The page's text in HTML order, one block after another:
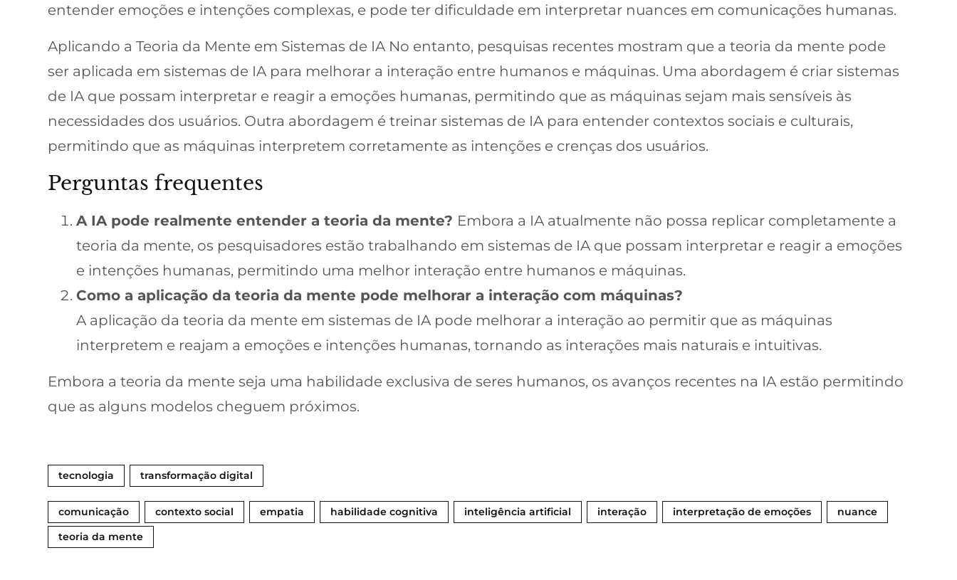
entender emoções e intenções complexas, e pode ter dificuldade em interpretar nuances em comunicações humanas.
Aplicando a Teoria da Mente em Sistemas de IA No entanto, pesquisas recentes mostram que a teoria da mente pode
ser aplicada em sistemas de IA para melhorar a interação entre humanos e máquinas. Uma abordagem é criar sistemas
de IA que possam interpretar e reagir a emoções humanas, permitindo que as máquinas sejam mais sensíveis às
necessidades dos usuários. Outra abordagem é treinar sistemas de IA para entender contextos sociais e culturais,
permitindo que as máquinas interpretem corretamente as intenções e crenças dos usuários.
Perguntas frequentes
A IA pode realmente entender a teoria da mente? Embora a IA atualmente não possa replicar completamente a
teoria da mente, os pesquisadores estão trabalhando em sistemas de IA que possam interpretar e reagir a emoções
e intenções humanas, permitindo uma melhor interação entre humanos e máquinas.
Como a aplicação da teoria da mente pode melhorar a interação com máquinas?
A aplicação da teoria da mente em sistemas de IA pode melhorar a interação ao permitir que as máquinas
interpretem e reajam a emoções e intenções humanas, tornando as interações mais naturais e intuitivas.
Embora a teoria da mente seja uma habilidade exclusiva de seres humanos, os avanços recentes na IA estão permitindo
que as alguns modelos cheguem próximos.
tecnologia transformação digital
comunicação contexto social empatia habilidade cognitiva inteligência artificial interação interpretação de emoções
nuance
teoria da mente